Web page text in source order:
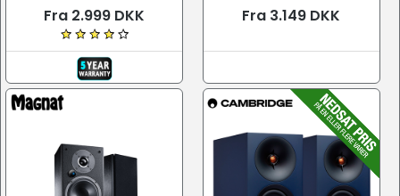
Fra 2.999 DKK Fra 3.149 DKK